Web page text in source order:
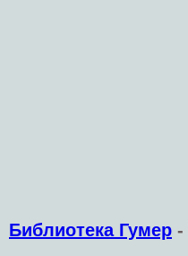
Библиотека Гумер -